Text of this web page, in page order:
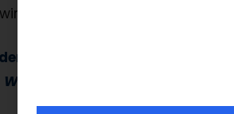
in Armenisch und/oder
Himmel
Astuatsatsni